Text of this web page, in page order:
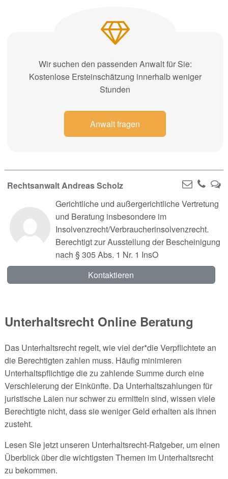
Wir suchen den passenden Anwalt für Sie:
Kostenlose Ersteinschätzung innerhalb weniger
Stunden
Anwalt fragen
Rechtsanwalt Andreas Scholz
Gerichtliche und außergerichtliche Vertretung
und Beratung insbesondere im
Insolvenzrecht/Verbraucherinsolvenzrecht.
Berechtigt zur Ausstellung der Bescheinigung
nach § 305 Abs. 1 Nr. 1 InsO
Kontaktieren
Unterhaltsrecht Online Beratung
Das Unterhaltsrecht regelt, wie viel der*die Verpflichtete an
die Berechtigten zahlen muss. Häufig minimieren
Unterhaltspflichtige die zu zahlende Summe durch eine
Verschleierung der Einkünfte. Da Unterhaltszahlungen für
juristische Laien nur schwer zu ermitteln sind, wissen viele
Berechtigte nicht, dass sie weniger Geld erhalten als ihnen
zusteht.
Lesen Sie jetzt unseren Unterhaltsrecht-Ratgeber, um einen
Überblick über die wichtigsten Themen im Unterhaltsrecht
zu bekommen.